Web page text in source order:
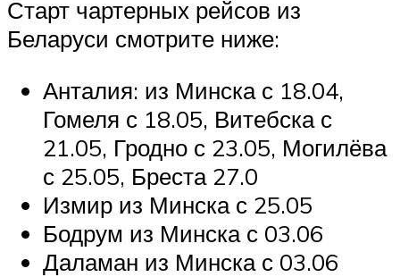
Старт чартерных рейсов из
Беларуси смотрите ниже:
Анталия: из Минска с 18.04,
Гомеля с 18.05, Витебска с
21.05, Гродно с 23.05, Могилёва
с 25.05, Бреста 27.0
Измир из Минска с 25.05
Бодрум из Минска с 03.06
Даламан из Минска с 03.06